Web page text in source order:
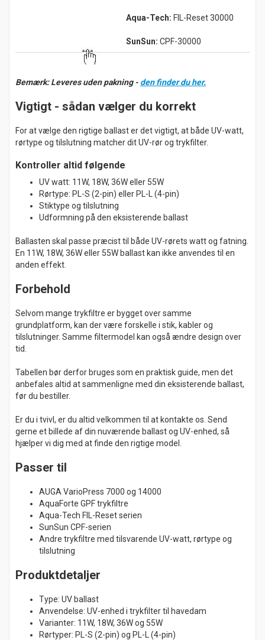
Aqua-Tech: FIL-Reset 30000
SunSun: CPF-30000
Bemærk: Leveres uden pakning - den finder du her.
Vigtigt - sådan vælger du korrekt
For at vælge den rigtige ballast er det vigtigt, at både UV-watt,
rørtype og tilslutning matcher dit UV-rør og trykfilter.
Kontroller altid følgende
UV watt: 11W, 18W, 36W eller 55W
Rørtype: PL-S (2-pin) eller PL-L (4-pin)
Stiktype og tilslutning
Udformning på den eksisterende ballast
Ballasten skal passe præcist til både UV-rørets watt og fatning.
En 11W, 18W, 36W eller 55W ballast kan ikke anvendes til en
anden effekt.
Forbehold
Selvom mange trykfiltre er bygget over samme
grundplatform, kan der være forskelle i stik, kabler og
tilslutninger. Samme filtermodel kan også ændre design over
tid.
Tabellen bør derfor bruges som en praktisk guide, men det
anbefales altid at sammenligne med din eksisterende ballast,
før du bestiller.
Er du i tvivl, er du altid velkommen til at kontakte os. Send
gerne et billede af din nuværende ballast og UV-enhed, så
hjælper vi dig med at finde den rigtige model.
Passer til
AUGA VarioPress 7000 og 14000
AquaForte GPF trykfiltre
Aqua-Tech FIL-Reset serien
SunSun CPF-serien
Andre trykfiltre med tilsvarende UV-watt, rørtype og
tilslutning
Produktdetaljer
Type: UV ballast
Anvendelse: UV-enhed i trykfilter til havedam
Varianter: 11W, 18W, 36W og 55W
Rørtyper: PL-S (2-pin) og PL-L (4-pin)